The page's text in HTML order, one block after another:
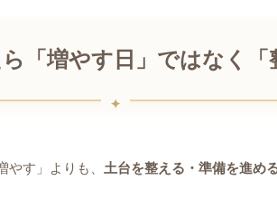
「増やす日」ではなく
やす」よりも、 土台を整える・準備を進め